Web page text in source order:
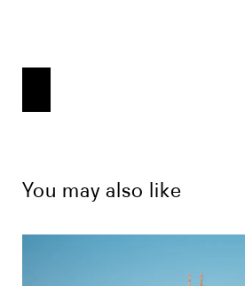
You may also like